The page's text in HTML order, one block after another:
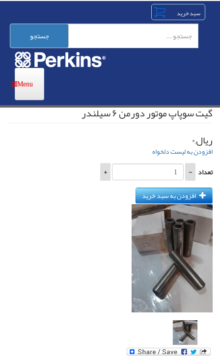
رفتن
محتوای
جستجو
گیت سوپاپ موتور دورمن ۶ سیلندر
ریال,۰
افزودن به لیست دلخواه
تعداد -
+
افزودن به سبد خرید